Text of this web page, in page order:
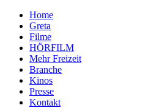
Home
Greta
Filme
HÖRFILM
Mehr Freizeit
Branche
Kinos
Presse
Kontakt